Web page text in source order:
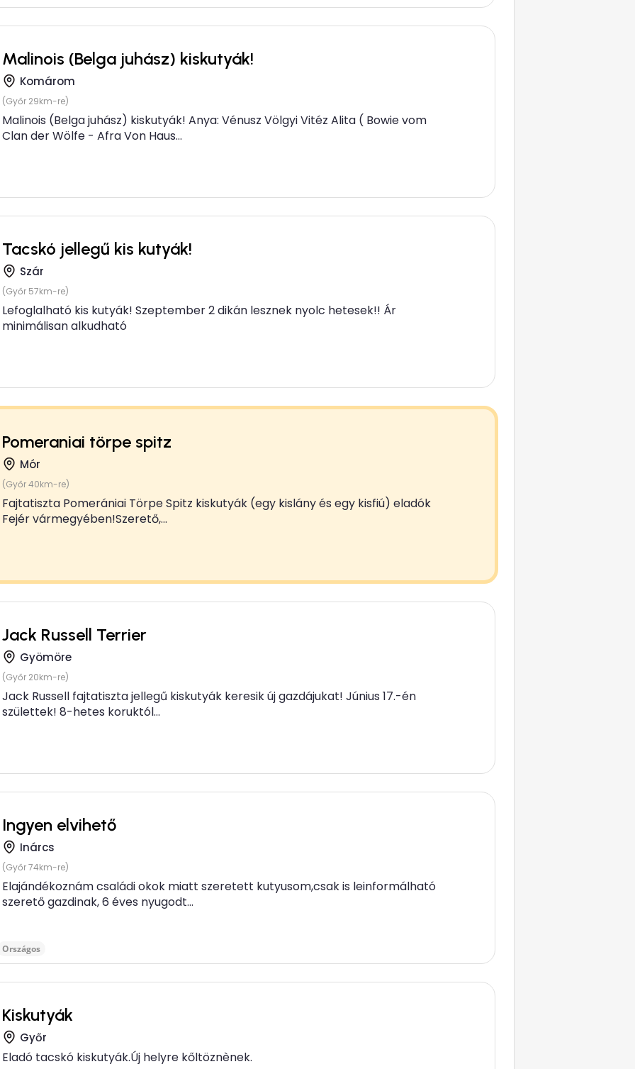
Malinois (Belga juhász) kiskutyák!
Komárom
(Győr 29km-re)
Malinois (Belga juhász) kiskutyák! Anya: Vénusz Völgyi Vitéz Alita ( Bowie vom
Clan der Wölfe - Afra Von Haus...
Tacskó jellegű kis kutyák!
Szár
(Győr 57km-re)
Lefoglalható kis kutyák! Szeptember 2 dikán lesznek nyolc hetesek!! Ár
minimálisan alkudható
Pomeraniai törpe spitz
Mór
(Győr 40km-re)
Fajtatiszta Pomerániai Törpe Spitz kiskutyák (egy kislány és egy kisfiú) eladók
Fejér vármegyében!Szerető,...
Jack Russell Terrier
Gyömöre
(Győr 20km-re)
Jack Russell fajtatiszta jellegű kiskutyák keresik új gazdájukat! Június 17.-én
születtek! 8-hetes koruktól...
Ingyen elvihető
Inárcs
(Győr 74km-re)
Elajándékoznám családi okok miatt szeretett kutyusom,csak is leinformálható
szerető gazdinak, 6 éves nyugodt...
Országos
Kiskutyák
Győr
Eladó tacskó kiskutyák.Új helyre kőltöznènek.